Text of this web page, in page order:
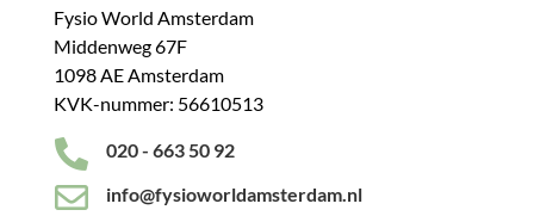
Fysio World Amsterdam
Middenweg 67F
1098 AE Amsterdam
KVK-nummer: 56610513
 020 - 663 50 92
 info@fysioworldamsterdam.nl